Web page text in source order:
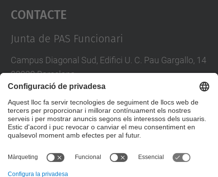
powered by
Contacte
Junta de PAS Funcionari
Campus Diagonal Sud, Edifici U. C. Pau Gargallo, 14
08028 Barcelona
E-mail :junta.pasf@upc.edu
Formulari de contacte